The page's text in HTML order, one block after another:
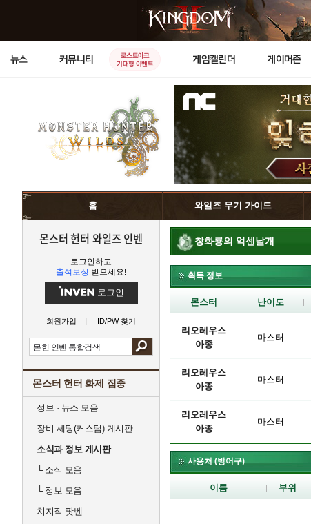
뉴스 커뮤니티
로스트아크
기대평 이벤트
게임캘린더 게이머존
홈 와일즈 무기 가이드
몬스터 헌터 와일즈 인벤
로그인하고
출석보상 받으세요!
로그인
회원가입 ID/PW 찾기
몬스터 헌터 화제 집중
정보 · 뉴스 모음
장비 세팅(커스텀) 게시판
소식과 정보 게시판
└소식 모음
└정보 모음
치지직 팟벤
창화룡의 억센날개
획득 정보
몬스터 난이도
리오레우스
아종
마스터
리오레우스
아종
마스터
리오레우스
아종
마스터
사용처 (방어구)
이름 부위